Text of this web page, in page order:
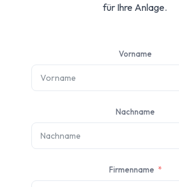
für Ihre Anlage.
Vorname
Nachname
Firmenname